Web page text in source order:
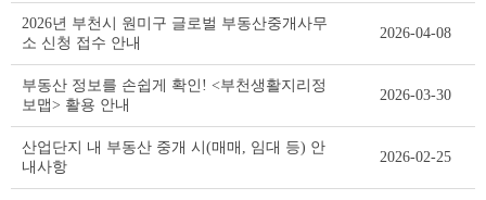
2026년 부천시 원미구 글로벌 부동산중개사무
소 신청 접수 안내
2026-04-08
부동산 정보를 손쉽게 확인! <부천생활지리정
보맵> 활용 안내
2026-03-30
산업단지 내 부동산 중개 시(매매, 임대 등) 안
내사항
2026-02-25